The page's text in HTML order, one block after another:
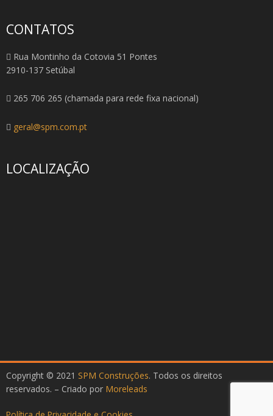
CONTATOS
Rua Montinho da Cotovia 51 Pontes
2910-137 Setúbal
265 706 265 (chamada para rede fixa nacional)
geral@spm.com.pt
LOCALIZAÇÃO
Copyright © 2021 SPM Construções. Todos os direitos
reservados. – Criado por Moreleads